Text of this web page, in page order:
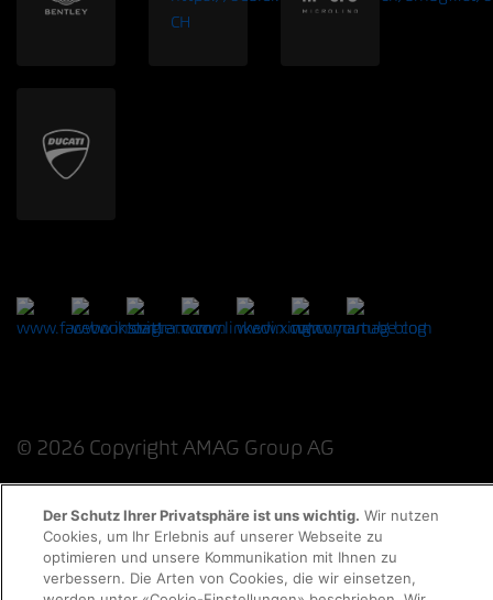
© 2026 Copyright AMAG Group AG
Datenschutzerklärung Impressum
Der Schutz Ihrer Privatsphäre ist uns wichtig. Wir nutzen
Cookies, um Ihr Erlebnis auf unserer Webseite zu
optimieren und unsere Kommunikation mit Ihnen zu
verbessern. Die Arten von Cookies, die wir einsetzen,